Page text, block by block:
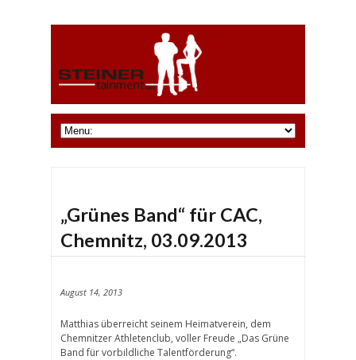
„Grünes Band“ für CAC,
Chemnitz, 03.09.2013
August 14, 2013
Matthias überreicht seinem Heimatverein, dem
Chemnitzer Athletenclub, voller Freude „Das Grüne
Band für vorbildliche Talentförderung“.